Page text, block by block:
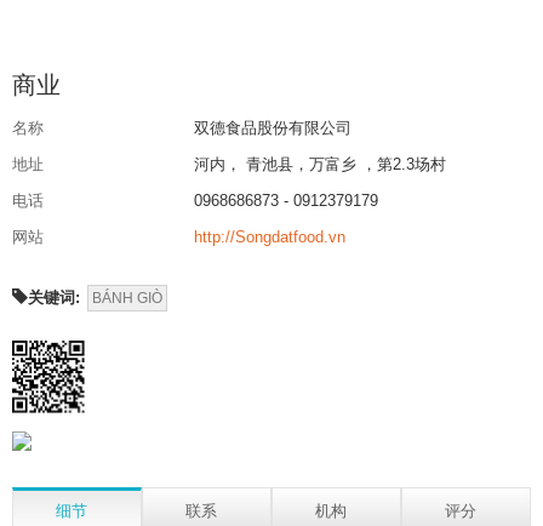
商业
名称
双德食品股份有限公司
地址
河内， 青池县，万富乡 ，第2.3场村
电话
0968686873 - 0912379179
网站
http://Songdatfood.vn
关键词: BÁNH GIÒ
细节 联系 机构 评分